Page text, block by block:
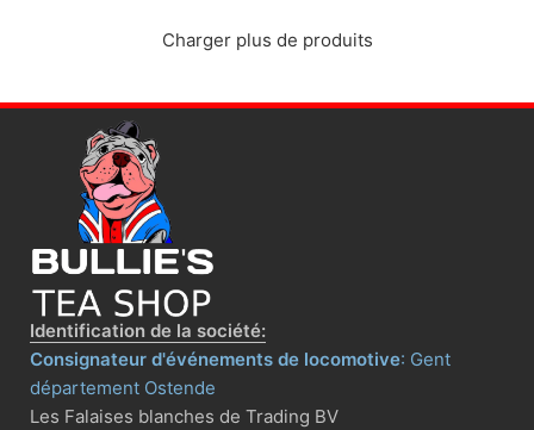
Charger plus de produits
Identification de la société:
Consignateur d'événements de locomotive: Gent
département Ostende
Les Falaises blanches de Trading BV